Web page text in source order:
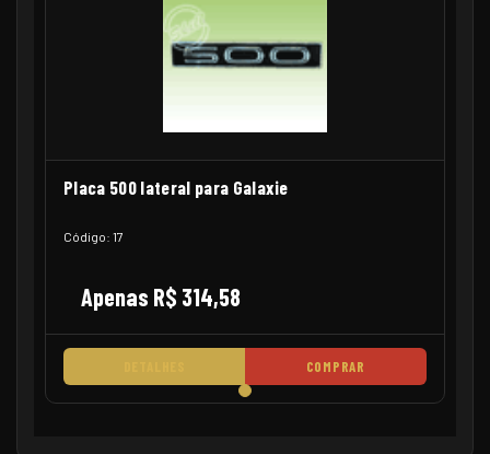
Placa 500 lateral para Galaxie
Código: 17
Apenas R$ 314,58
COMPRAR